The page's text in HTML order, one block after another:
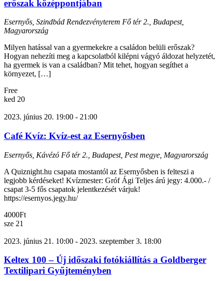
erőszak középpontjában
Esernyős, Szindbád Rendezvényterem Fő tér 2., Budapest,
Magyarország
Milyen hatással van a gyermekekre a családon belüli erőszak?
Hogyan nehezíti meg a kapcsolatból kilépni vágyó áldozat helyzetét,
ha gyermek is van a családban? Mit tehet, hogyan segíthet a
környezet, […]
Free
ked 20
2023. június 20. 19:00 - 21:00
Café Kvíz: Kvíz-est az Esernyősben
Esernyős, Kávézó Fő tér 2., Budapest, Pest megye, Magyarország
A Quiznight.hu csapata mostantól az Esernyősben is felteszi a
legjobb kérdéseket! Kvízmester: Gróf Ági Teljes árú jegy: 4.000.- /
csapat 3-5 fős csapatok jelentkezését várjuk!
https://esernyos.jegy.hu/
4000Ft
sze 21
2023. június 21. 10:00 - 2023. szeptember 3. 18:00
Keltex 100 – Új időszaki fotókiállítás a Goldberger
Textilipari Gyűjteményben